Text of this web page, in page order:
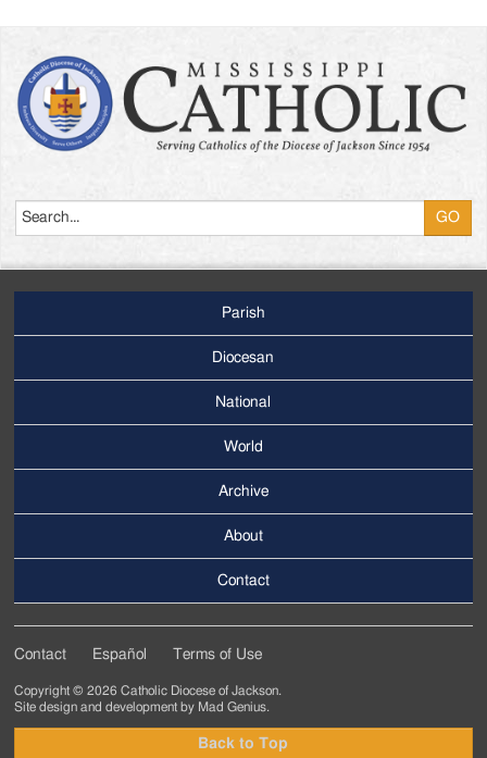
Menu
Parish
Diocesan
National
World
Menu
Archive
About
Contact
Tertiary
Menu
Contact Español Terms of Use
Copyright © 2026 Catholic Diocese of Jackson.
Site design and development by Mad Genius.
Back to Top